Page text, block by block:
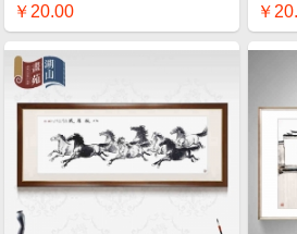
￥20.00 ￥